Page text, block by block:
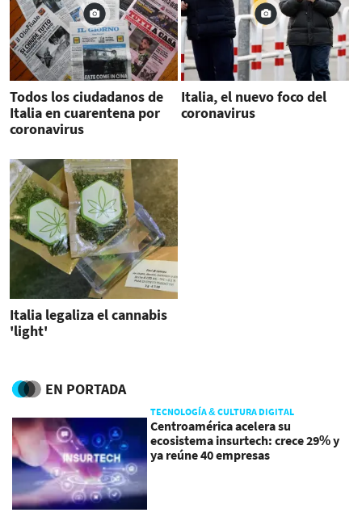
Todos los ciudadanos de
Italia en cuarentena por
coronavirus
Italia, el nuevo foco del
coronavirus
Italia legaliza el cannabis
'light'
EN PORTADA
TECNOLOGÍA & CULTURA DIGITAL
Centroamérica acelera su
ecosistema insurtech: crece 29% y
ya reúne 40 empresas